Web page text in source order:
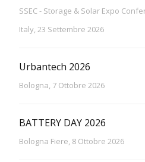
SSEC - Storage & Solar Expo
Italy, 23 Settembre 2026
Urbantech 2026
Bologna, 7 Ottobre 2026
BATTERY DAY 2026
Bologna Fiere, 8 Ottobre 2026